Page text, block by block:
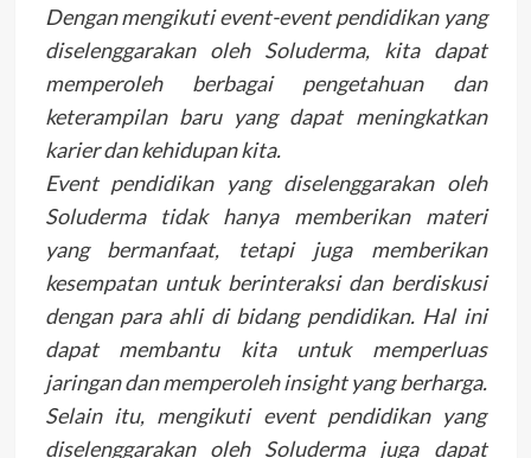
Dengan mengikuti event-event pendidikan yang
diselenggarakan oleh Soluderma, kita dapat
memperoleh berbagai pengetahuan dan
keterampilan baru yang dapat meningkatkan
karier dan kehidupan kita.
Event pendidikan yang diselenggarakan oleh
Soluderma tidak hanya memberikan materi
yang bermanfaat, tetapi juga memberikan
kesempatan untuk berinteraksi dan berdiskusi
dengan para ahli di bidang pendidikan. Hal ini
dapat membantu kita untuk memperluas
jaringan dan memperoleh insight yang berharga.
Selain itu, mengikuti event pendidikan yang
diselenggarakan oleh Soluderma juga dapat